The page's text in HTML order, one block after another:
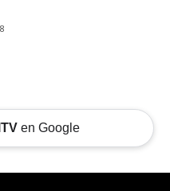
en Google